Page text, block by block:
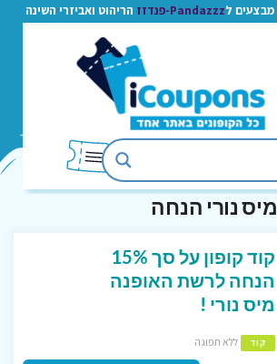
מבצעים ל Pandazzz-פנדזז הריהוט ואביזרי השינה
מיס נורי הנחה
קוד קופון על סך 15%
הנחה לרשת האופנה
מיס נורי !
קוד ללא תפוגה